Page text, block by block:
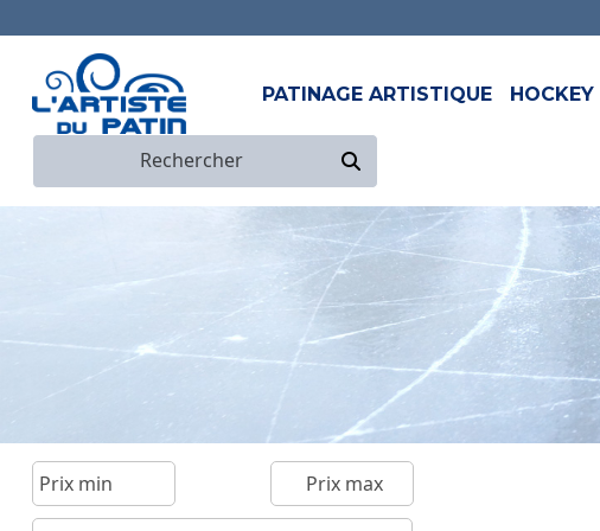
PATINAGE ARTISTIQUE HOCKEY